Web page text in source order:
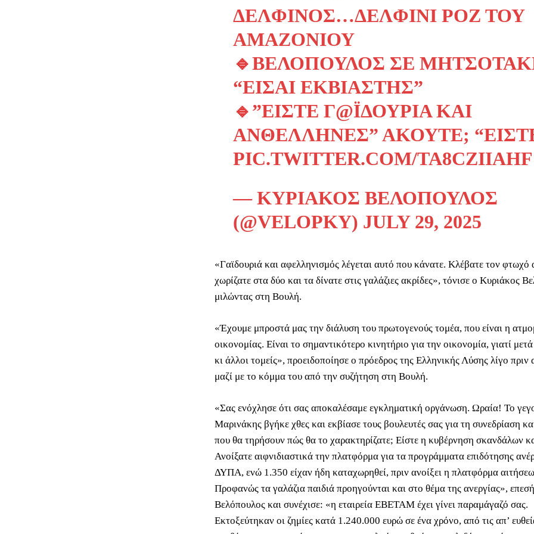
ΔΕΛΦΊΝΟΣ…ΔΕΛΦΊΝΙ ΡΟΖ ΤΟΥ
ΑΜΑΖΟΝΊΟΥ
🔹ΒΕΛΌΠΟΥΛΟΣ ΣΕ
“ΕΊΣΑΙ ΕΚΒΙΑΣΤΉΣ”
🔹”ΕΊΣΤΕ Γ@ΪΔΟΎΡΙΑ ΚΑΙ
ΑΝΘΈΛΛΗΝΕΣ” ΑΚΟΎΤΕ;
PIC.TWITTER.COM/TA8CZIIAHF
— ΚΥΡΙΆΚΟΣ ΒΕΛΌΠΟΥΛΟΣ
(@VELOPKY) JULY 29, 2025
«Γαϊδουριά και αφελληνισμός λέγεται αυτό που κάνατε. Κλέβατε τον φτωχό
χωρίζατε στα δύο και τα δίνατε στις γαλάζιες ακρίδες», τόνισε ο Κυριάκος
μιλώντας στη Βουλή.
«Έχουμε μπροστά μας την διάλυση του πρωτογενούς τομέα, που είναι η
οικονομίας. Είναι το σημαντικότερο κινητήριο για την οικονομία, γιατί
κι άλλοι τομείς», προειδοποίησε ο πρόεδρος της Ελληνικής Λύσης λίγο
μαζί με το κόμμα του από την συζήτηση στη Βουλή.
«Σας ενόχλησε ότι σας αποκαλέσαμε εγκληματική οργάνωση. Ωραία! Το
Μαρινάκης βγήκε χθες και εκβίασε τους βουλευτές σας για τη συνεδρίαση
που θα τηρήσουν πώς θα το χαρακτηρίζατε; Είστε η κυβέρνηση σκανδάλων
Ανοίξατε αιφνιδιαστικά την πλατφόρμα για τα προγράμματα επιδότησης
ΔΥΠΑ, ενώ 1.350 είχαν ήδη καταχωρηθεί, πριν ανοίξει η πλατφόρμα
Προφανώς τα γαλάζια παιδιά προηγούνται και στο θέμα της ανεργίας»,
Βελόπουλος και συνέχισε: «η εταιρεία ΕΒΕΤΑΜ έχει γίνει παραμάγαζό σας.
Εκτοξεύτηκαν οι ζημίες κατά 1.240.000 ευρώ σε ένα χρόνο, από τις απ’